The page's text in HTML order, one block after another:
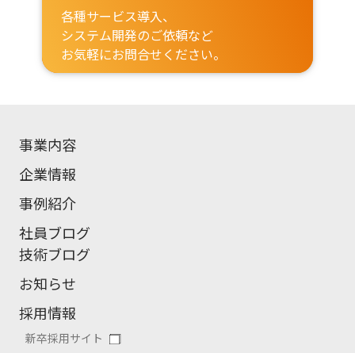
各種サービス導入、
システム開発のご依頼など
お気軽にお問合せください。
事業内容
企業情報
事例紹介
社員ブログ
技術ブログ
お知らせ
採用情報
新卒採用サイト